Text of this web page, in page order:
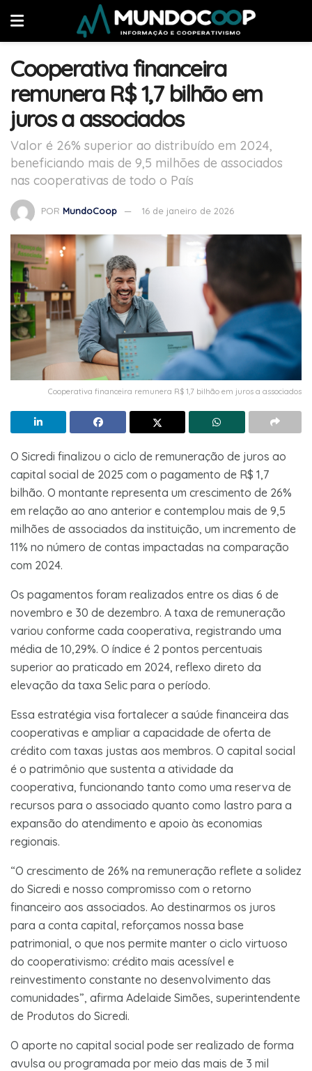
Cooperativa financeira
remunera R$ 1,7 bilhão em
juros a associados
Valor é 26% superior ao distribuído em 2024,
beneficiando mais de 9,5 milhões de associados
nas cooperativas de todo o País
POR MundoCoop 16 de janeiro de 2026
Cooperativa financeira remunera R$ 1,7 bilhão em juros a associados
O Sicredi finalizou o ciclo de remuneração de juros ao
capital social de 2025 com o pagamento de R$ 1,7
bilhão. O montante representa um crescimento de 26%
em relação ao ano anterior e contemplou mais de 9,5
milhões de associados da instituição, um incremento de
11% no número de contas impactadas na comparação
com 2024.
Os pagamentos foram realizados entre os dias 6 de
novembro e 30 de dezembro. A taxa de remuneração
variou conforme cada cooperativa, registrando uma
média de 10,29%. O índice é 2 pontos percentuais
superior ao praticado em 2024, reflexo direto da
elevação da taxa Selic para o período.
Essa estratégia visa fortalecer a saúde financeira das
cooperativas e ampliar a capacidade de oferta de
crédito com taxas justas aos membros. O capital social
é o patrimônio que sustenta a atividade da
cooperativa, funcionando tanto como uma reserva de
recursos para o associado quanto como lastro para a
expansão do atendimento e apoio às economias
regionais.
“O crescimento de 26% na remuneração reflete a solidez
do Sicredi e nosso compromisso com o retorno
financeiro aos associados. Ao destinarmos os juros
para a conta capital, reforçamos nossa base
patrimonial, o que nos permite manter o ciclo virtuoso
do cooperativismo: crédito mais acessível e
reinvestimento constante no desenvolvimento das
comunidades”, afirma Adelaide Simões, superintendente
de Produtos do Sicredi.
O aporte no capital social pode ser realizado de forma
avulsa ou programada por meio das mais de 3 mil